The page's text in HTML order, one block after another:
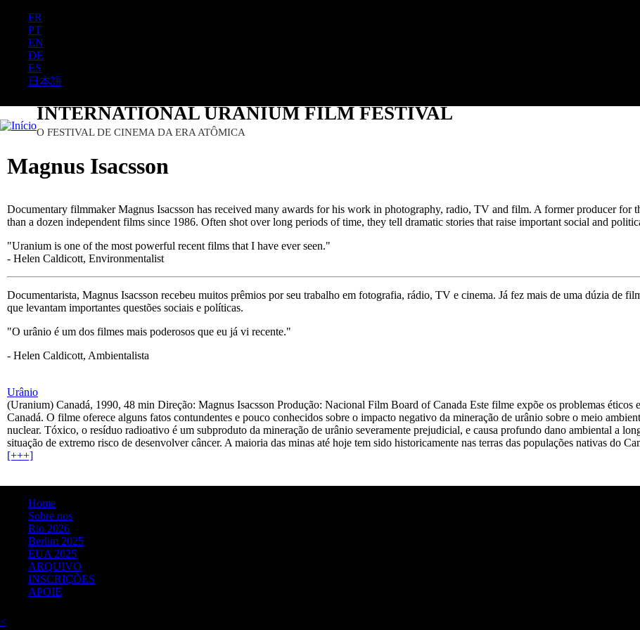
FR
PT
EN
DE
ES
日本語
INTERNATIONAL URANIUM FILM FESTIVAL
O FESTIVAL DE CINEMA DA ERA ATÔMICA
Magnus Isacsson
Documentary filmmaker Magnus Isacsson has received many awards for his work in photography, radio, TV and film. A former producer for
than a dozen independent films since 1986. Often shot over long periods of time, they tell dramatic stories that raise important social and
"Uranium is one of the most powerful recent films that I have ever seen."
- Helen Caldicott, Environmentalist
Documentarista, Magnus Isacsson recebeu muitos prêmios por seu trabalho em fotografia, rádio, TV e cinema. Já fez mais de uma dúzia de
que levantam importantes questões sociais e políticas.
"O urânio é um dos filmes mais poderosos que eu já vi recente."
- Helen Caldicott, Ambientalista
Urânio
(Uranium) Canadá, 1990, 48 min Direção: Magnus Isacsson Produção: Nacional Film Board of Canada Este filme expõe os problemas éticos
Canadá. O filme oferece alguns fatos contundentes e pouco conhecidos sobre o impacto negativo da mineração de urânio sobre o meio
nuclear. Tóxico, o resíduo radioativo é um subproduto da mineração de urânio severamente prejudicial, e causa profundo dano ambiental a
situação de extremo risco de desenvolver câncer. A maioria das minas até hoje tem sido historicamente nas terras das populações nativas do
[+++]
Home
Sobre nos
Rio 2026
Berlim 2025
EUA 2025
ARQUIVO
INSCRIÇÕES
APOIE
<